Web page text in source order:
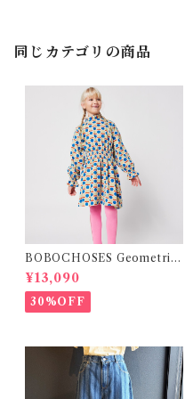
同じカテゴリの商品
BOBOCHOSES Geometric
Scacs all over dress / 4-8Y
¥13,090
30%OFF